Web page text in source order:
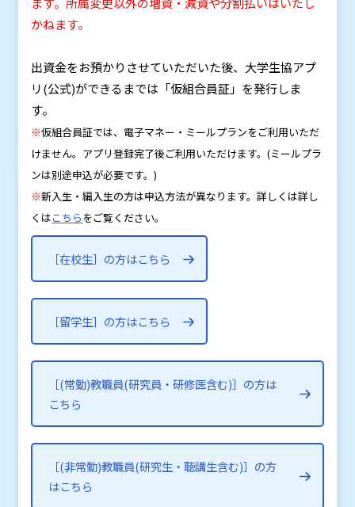
かねます。
出資金をお預かりさせていただいた後、大学生協アプ
リ(公式)ができるまでは「仮組合員証」を発行しま
す。
※仮組合員証では、電子マネー・ミールプランをご利用いただ
けません。アプリ登録完了後ご利用いただけます。(ミールプラ
ンは別途申込が必要です。)
※新入生・編入生の方は申込方法が異なります。詳しくは詳し
くはこちらをご覧ください。
［在校生］の方はこちら
［留学生］の方はこちら
［(常勤)教職員(研究員・研修医含む)］の方は
こちら
［(非常勤)教職員(研究生・聴講生含む)］の方
はこちら